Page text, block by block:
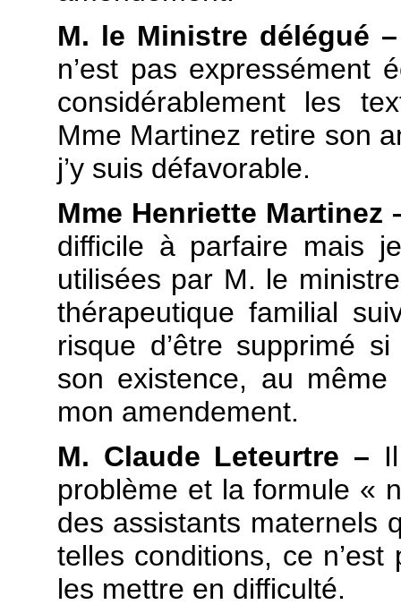
M. le Ministre délégué
n’est pas expressément
considérablement les
Mme Martinez retire son
j’y suis défavorable.
Mme Henriette Martinez
difficile à parfaire mais
utilisées par M. le
thérapeutique familial
risque d’être supprimé
son existence, au
mon amendement.
M. Claude Leteurtre –
problème et la formule «
des assistants maternels
telles conditions, ce
les mettre en difficulté.